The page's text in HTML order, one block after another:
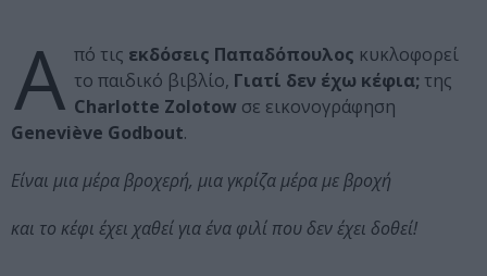
Α πό τις εκδόσεις Παπαδόπουλος κυκλοφορεί
το παιδικό βιβλίο, Γιατί δεν έχω κέφια; της
Charlotte Zolotow σε εικονογράφηση
Geneviève Godbout.
Είναι μια μέρα βροχερή, μια γκρίζα μέρα με βροχή
και το κέφι έχει χαθεί για ένα φιλί που δεν έχει δοθεί!